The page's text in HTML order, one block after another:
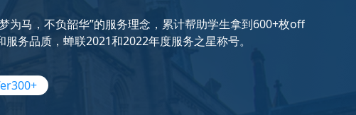
为马，不负韶华”的服务理念，累计帮助学生拿到600+枚off
务品质，蝉联2021和2022年度服务之星称号。